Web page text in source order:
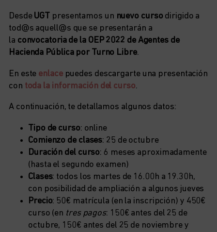
Desde UGT presentamos un nuevo cursodirigido a
tod@s aquell@s que se presentarán a
la convocatoria de la OEP 2022 de Agentes de
Hacienda Pública por Turno Libre.
En este enlacepuedes descargarte una presentación
con toda la información del curso.
A continuación, te detallamos algunos datos:
Tipo de curso: online
Comienzo de clases: 25 de octubre
Duración del curso: 6 meses aproximadamente
(hasta el segundo examen)
Clases: todos los martes de 16.00h a 19.30h,
con posibilidad de ampliación a algunos jueves
Precio: 50€ matrícula (en la inscripción) y 450€
curso (en tres pagos: 150€ antes del 25 de
octubre, 150€ antes del 25 de noviembre y